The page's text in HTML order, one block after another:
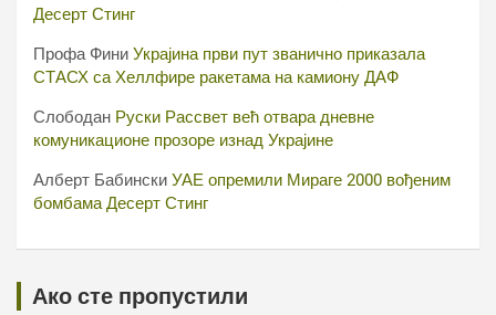
Десерт Стинг
Профа Фини Украјина први пут званично приказала
СТАСХ са Хеллфире ракетама на камиону ДАФ
Слободан Руски Рассвет већ отвара дневне
комуникационе прозоре изнад Украјине
Алберт Бабински УАЕ опремили Мираге 2000 вођеним
бомбама Десерт Стинг
Ако сте пропустили